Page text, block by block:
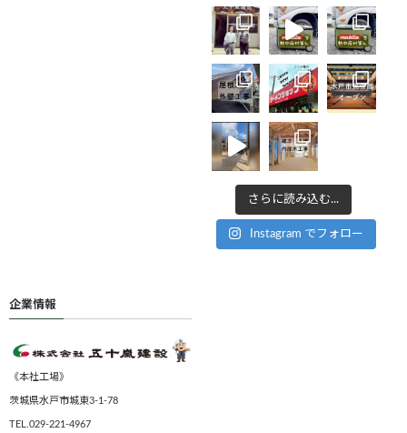
さらに読み込む...
Instagram でフォロー
企業情報
《本社工場》
茨城県水戸市城東3-1-78
TEL.029-221-4967